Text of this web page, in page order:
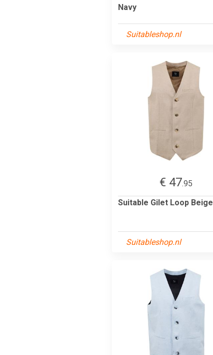
Navy
Suitableshop.nl
€ 47.95
Suitable Gilet Loop Beige
Suitableshop.nl